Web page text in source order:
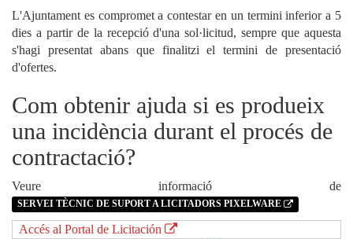
l'Ajuntament es compromet a contestar en un termini inferior a 5
dies a partir de la recepció d'una sol·licitud, sempre que aquesta
s'hagi presentat abans que finalitzi el termini de presentació
d'ofertes.
Com obtenir ajuda si es produeix
una incidència durant el procés de
contractació?
Veure informació de
SERVEI TÈCNIC DE SUPORT A LICITADORS PIXELWARE
Accés al Portal de Licitación